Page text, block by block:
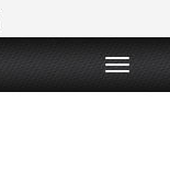
T
o
g